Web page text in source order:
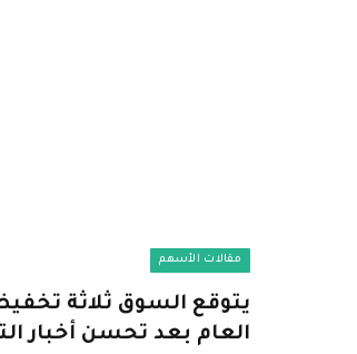
مقالات الأسهم
يتوقع السوق ثلاثة
العام بعد تحسن أخبار